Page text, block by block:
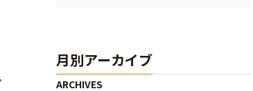
月別アーカイブ